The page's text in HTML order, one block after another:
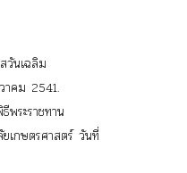
วันเฉลิม
คม 2541.
พระราชทาน
เกษตรศาสตร์ วันที่